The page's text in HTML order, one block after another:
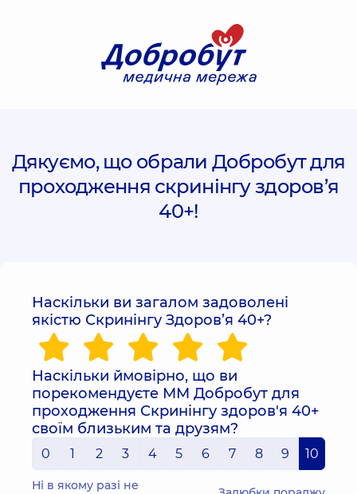
Дякуємо, що обрали Добробут для
проходження скринінгу здоров’я
40+!
Наскільки ви загалом задоволені
якістю Скринінгу Здоров’я 40+?
Наскільки ймовірно, що ви
порекомендуєте ММ Добробут для
проходження Скринінгу здоров'я 40+
своїм близьким та друзям?
0 1 2 3 4 5 6 7 8 9 10
Ні в якому разі не